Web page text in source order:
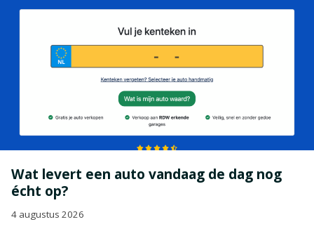
Wat levert een auto vandaag de dag nog
écht op?
4 augustus 2026